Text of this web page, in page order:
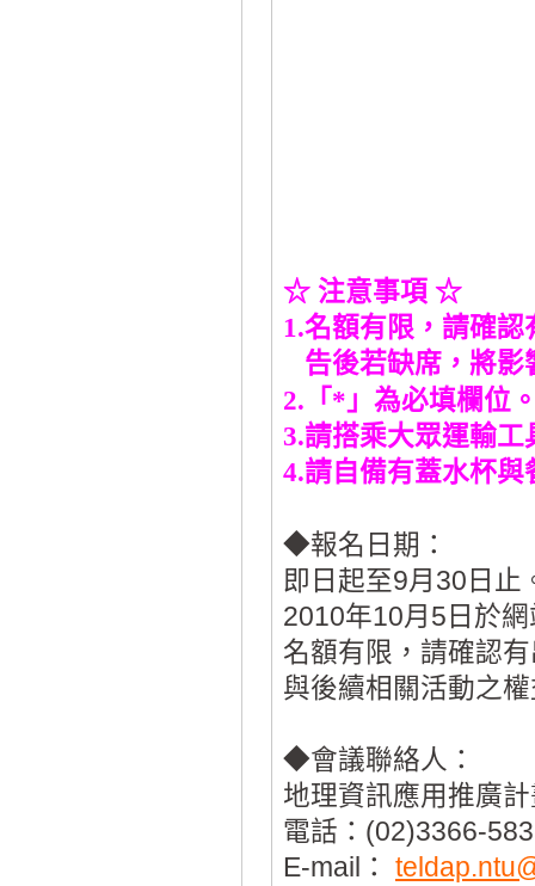
☆ 注意事項 ☆
1.名額有限，請確認
告後若缺席，將影
2. 「 * 」為必填欄位
3.請搭乘大眾運輸工
4.請自備有蓋水杯
◆報名日期：
即日起至9月30日止
2010年10月5日於
名額有限，請確認
與後續相關活動之
◆會議聯絡人：
地理資訊應用推廣
電話：(02)3366-
E-mail：